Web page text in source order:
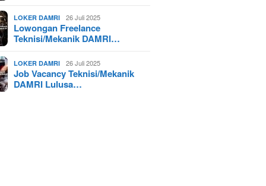
LOKER DAMRI 26 Juli 2025
Lowongan Freelance
Teknisi/Mekanik DAMRI…
LOKER DAMRI 26 Juli 2025
Job Vacancy Teknisi/Mekanik
DAMRI Lulusa…